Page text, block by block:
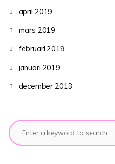
april 2019
mars 2019
februari 2019
januari 2019
december 2018